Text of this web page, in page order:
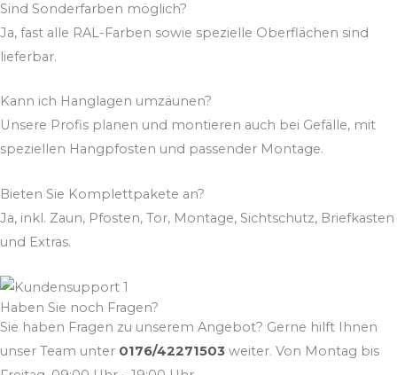
Sind Sonderfarben möglich?
Ja, fast alle RAL-Farben sowie spezielle Oberflächen sind
lieferbar.
Kann ich Hanglagen umzäunen?
Unsere Profis planen und montieren auch bei Gefälle, mit
speziellen Hangpfosten und passender Montage.
Bieten Sie Komplettpakete an?
Ja, inkl. Zaun, Pfosten, Tor, Montage, Sichtschutz, Briefkasten
und Extras.
Haben Sie noch Fragen?
Sie haben Fragen zu unserem Angebot? Gerne hilft Ihnen
unser Team unter 0176/42271503 weiter. Von Montag bis